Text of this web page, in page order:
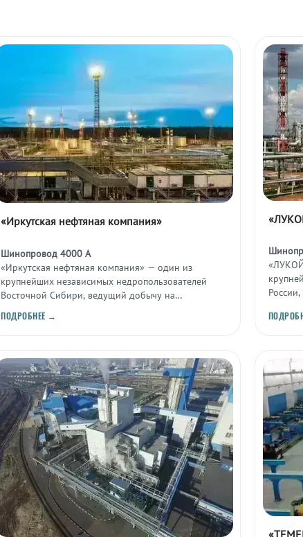
«Иркутская нефтяная компания»
Шинопровод 4000 А
«Иркутская нефтяная компания» — один из
крупнейших независимых недропользователей
Восточной Сибири, ведущий добычу на
Ярактинском нефтегазоконденсатном
месторождении.
ПОДРОБНЕЕ →